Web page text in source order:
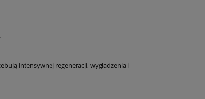
intensywnej regeneracji, wygładzenia i